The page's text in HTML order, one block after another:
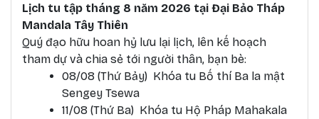
Lịch tu tập tháng 8 năm 2026 tại Đại Bảo Tháp
Mandala Tây Thiên
Quý đạo hữu hoan hỷ lưu lại lịch, lên kế hoạch
tham dự và chia sẻ tới người thân, bạn bè:
08/08 (Thứ Bảy) Khóa tu Bố thí Ba la mật
Sengey Tsewa
11/08 (Thứ Ba) Khóa tu Hộ Pháp Mahakala